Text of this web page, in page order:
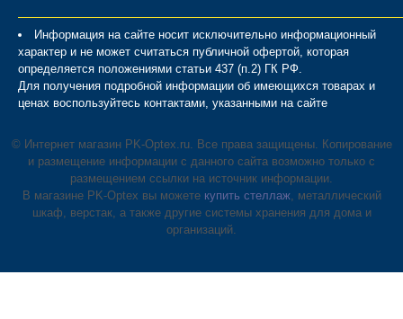
Информация на сайте носит исключительно информационный
характер и не может считаться публичной офертой, которая
определяется положениями статьи 437 (п.2) ГК РФ.
Для получения подробной информации об имеющихся товарах и
ценах воспользуйтесь контактами, указанными на сайте
© Интернет магазин PK-Optex.ru. Все права защищены. Копирование
и размещение информации с данного сайта возможно только с
размещением ссылки на источник информации.
В магазине PK-Optex вы можете купить стеллаж, металлический
шкаф, верстак, а также другие системы хранения для дома и
организаций.